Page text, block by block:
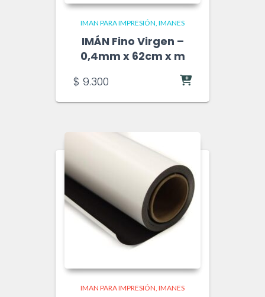
IMAN PARA IMPRESIÓN IMANES
IMÁN Fino Virgen –
0,4mm x 62cm x m
$ 9.300
IMAN PARA IMPRESIÓN IMANES